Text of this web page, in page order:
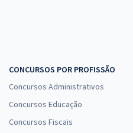
CONCURSOS POR PROFISSÃO
Concursos Administrativos
Concursos Educação
Concursos Fiscais